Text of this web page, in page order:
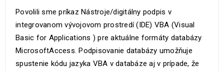
Povolili sme príkaz Nástroje/digitálny podpis v
integrovanom vývojovom prostredí (IDE) VBA (Visual
Basic for Applications ) pre aktuálne formáty databázy
MicrosoftAccess. Podpisovanie databázy umožňuje
spustenie kódu jazyka VBA v databáze aj v prípade, že